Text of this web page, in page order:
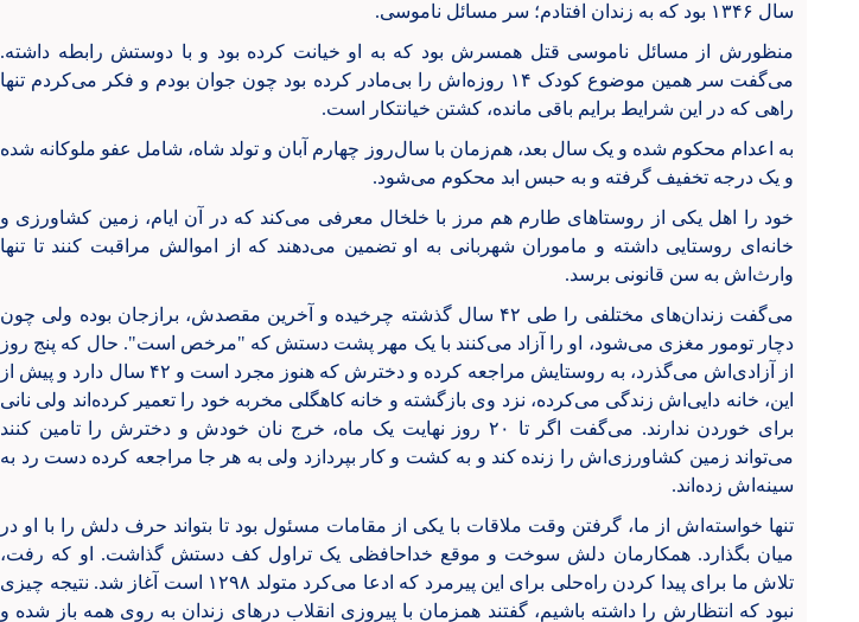
سال ۱۳۴۶ بود که به زندان افتادم؛ سر مسائل ناموسی.
منظورش از مسائل ناموسی قتل همسرش بود که به او خیانت کرده بود و با دوستش رابطه داشته.
می‌گفت سر همین موضوع کودک ۱۴ روزه‌اش را بی‌مادر کرده بود چون جوان بودم و فکر می‌کردم تنها
راهی که در این شرایط برایم باقی مانده، کشتن خیانتکار است.
به اعدام محکوم شده و یک سال بعد، هم‌زمان با سال‌روز چهارم آبان و تولد شاه، شامل عفو ملوکانه شده
و یک درجه تخفیف گرفته و به حبس ابد محکوم می‌شود.
خود را اهل یکی از روستاهای طارم هم مرز با خلخال معرفی می‌کند که در آن ایام، زمین کشاورزی و
خانه‌ای روستایی داشته و ماموران شهربانی به او تضمین می‌دهند که از اموالش مراقبت کنند تا تنها
وارث‌اش به سن قانونی برسد.
می‌گفت زندان‌های مختلفی را طی ۴۲ سال گذشته چرخیده و آخرین مقصدش، برازجان بوده ولی چون
دچار تومور مغزی می‌شود، او را آزاد می‌کنند با یک مهر پشت دستش که "مرخص است". حال که پنج روز
از آزادی‌اش می‌گذرد، به روستایش مراجعه کرده و دخترش که هنوز مجرد است و ۴۲ سال دارد و پیش از
این، خانه دایی‌اش زندگی می‌کرده، نزد وی بازگشته و خانه کاهگلی مخربه خود را تعمیر کرده‌اند ولی نانی
برای خوردن ندارند. می‌گفت اگر تا ۲۰ روز نهایت یک ماه، خرج نان خودش و دخترش را تامین کنند
می‌تواند زمین کشاورزی‌اش را زنده کند و به کشت و کار بپردازد ولی به هر جا مراجعه کرده دست رد به
سینه‌اش زده‌اند.
تنها خواسته‌اش از ما، گرفتن وقت ملاقات با یکی از مقامات مسئول بود تا بتواند حرف دلش را با او در
میان بگذارد. همکارمان دلش سوخت و موقع خداحافظی یک تراول کف دستش گذاشت. او که رفت،
تلاش ما برای پیدا کردن راه‌حلی برای این پیرمرد که ادعا می‌کرد متولد ۱۲۹۸ است آغاز شد. نتیجه چیزی
نبود که انتظارش را داشته باشیم، گفتند همزمان با پیروزی انقلاب درهای زندان به روی همه باز شده و